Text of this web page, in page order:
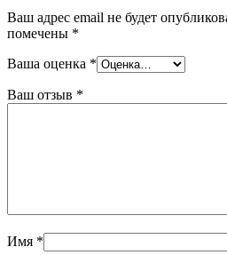
Ваш адрес email не будет
помечены *
Ваша оценка *
Ваш отзыв *
Имя *